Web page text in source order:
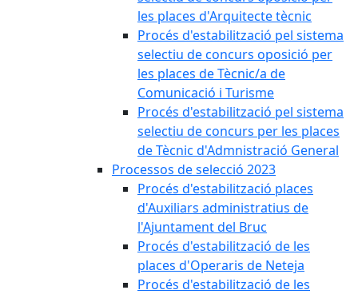
les places d'Arquitecte tècnic
Procés d'estabilització pel sistema
selectiu de concurs oposició per
les places de Tècnic/a de
Comunicació i Turisme
Procés d'estabilització pel sistema
selectiu de concurs per les places
de Tècnic d'Admnistració General
Processos de selecció 2023
Procés d'estabilització places
d'Auxiliars administratius de
l'Ajuntament del Bruc
Procés d'estabilització de les
places d'Operaris de Neteja
Procés d'estabilització de les